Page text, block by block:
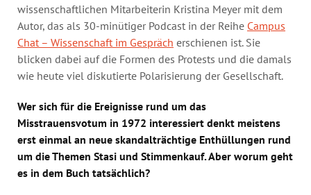
wissenschaftlichen Mitarbeiterin Kristina Meyer mit dem
Autor, das als 30-minütiger Podcast in der Reihe Campus
Chat – Wissenschaft im Gespräch erschienen ist. Sie
blicken dabei auf die Formen des Protests und die damals
wie heute viel diskutierte Polarisierung der Gesellschaft.
Wer sich für die Ereignisse rund um das
Misstrauensvotum in 1972 interessiert denkt meistens
erst einmal an neue skandalträchtige Enthüllungen rund
um die Themen Stasi und Stimmenkauf. Aber worum geht
es in dem Buch tatsächlich?